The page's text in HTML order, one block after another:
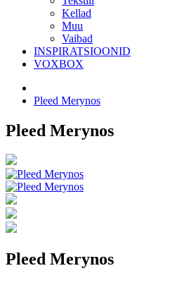
Kellad
Muu
Vaibad
INSPIRATSIOONID
VOXBOX
Pleed Merynos
Pleed Merynos
Pleed Merynos